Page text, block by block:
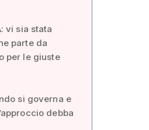
vi sia stata
parte da
per le giuste
si governa e
debba